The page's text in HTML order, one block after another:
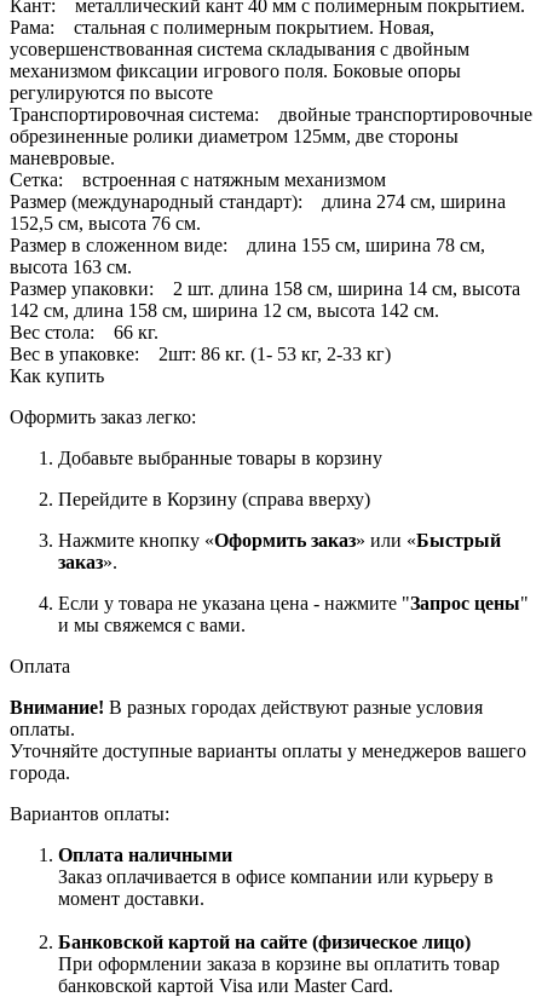
Кант: металлический кант 40 мм с полимерным покрытием.
Рама: стальная с полимерным покрытием. Новая,
усовершенствованная система складывания с двойным
механизмом фиксации игрового поля. Боковые опоры
регулируются по высоте
Транспортировочная система: двойные транспортировочные
обрезиненные ролики диаметром 125мм, две стороны
маневровые.
Сетка: встроенная с натяжным механизмом
Размер (международный стандарт): длина 274 см, ширина
152,5 см, высота 76 см.
Размер в сложенном виде: длина 155 см, ширина 78 см,
высота 163 см.
Размер упаковки: 2 шт. длина 158 см, ширина 14 см, высота
142 см, длина 158 см, ширина 12 см, высота 142 см.
Вес стола: 66 кг.
Вес в упаковке: 2шт: 86 кг. (1- 53 кг, 2-33 кг)
Как купить
Оформить заказ легко:
Добавьте выбранные товары в корзину
Перейдите в Корзину (справа вверху)
Нажмите кнопку «Оформить заказ» или «Быстрый
заказ».
Если у товара не указана цена - нажмите "Запрос цены"
и мы свяжемся с вами.
Оплата
Внимание! В разных городах действуют разные условия
оплаты.
Уточняйте доступные варианты оплаты у менеджеров вашего
города.
Вариантов оплаты:
Оплата наличными
Заказ оплачивается в офисе компании или курьеру в
момент доставки.
Банковской картой на сайте (физическое лицо)
При оформлении заказа в корзине вы оплатить товар
банковской картой Visa или Master Card.